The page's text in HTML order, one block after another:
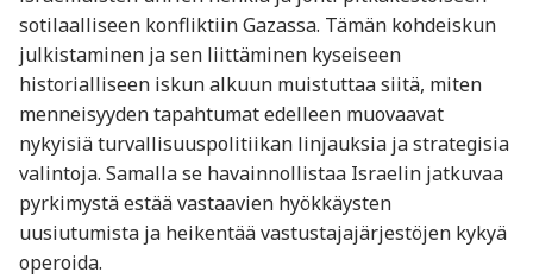
sotilaalliseen konfliktiin Gazassa. Tämän kohdeiskun
julkistaminen ja sen liittäminen kyseiseen
historialliseen iskun alkuun muistuttaa siitä, miten
menneisyyden tapahtumat edelleen muovaavat
nykyisiä turvallisuuspolitiikan linjauksia ja strategisia
valintoja. Samalla se havainnollistaa Israelin jatkuvaa
pyrkimystä estää vastaavien hyökkäysten
uusiutumista ja heikentää vastustajajärjestöjen kykyä
operoida.